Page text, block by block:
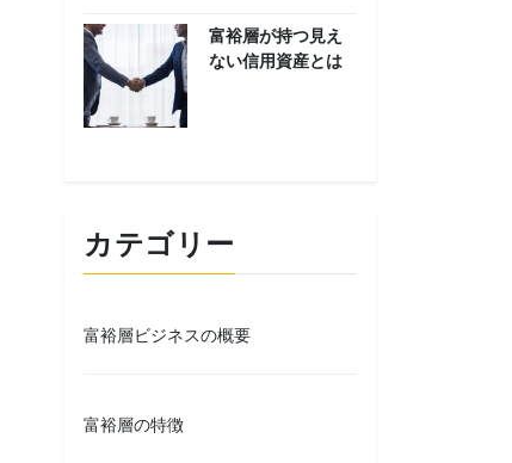
富裕層が持つ見え
ない信用資産とは
カテゴリー
富裕層ビジネスの概要
富裕層の特徴